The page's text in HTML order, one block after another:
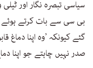
سیاسی تبصرہ نگار اور
بی سی سے بات کرتے ہوئے
گئے کیونکہ ’وہ اپنا دماغ
صدر نہیں چاہتے جو اپنا